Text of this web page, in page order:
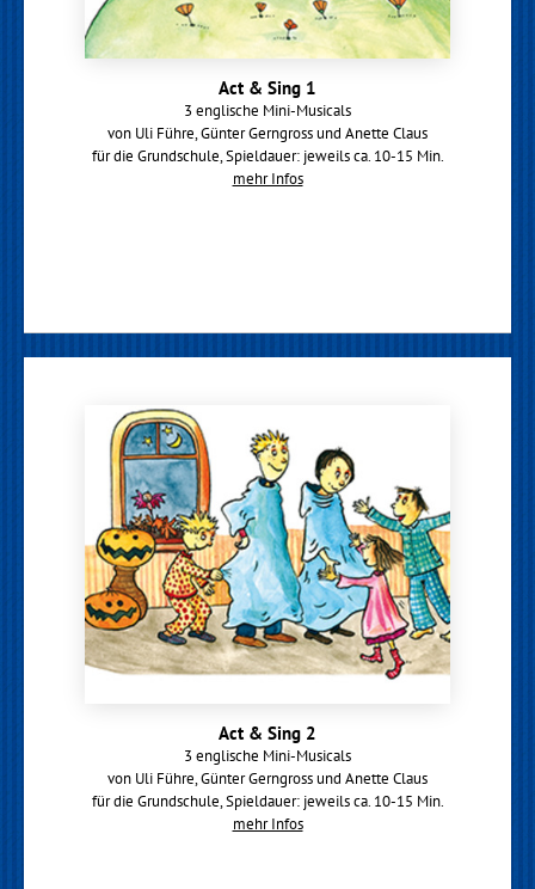
Act & Sing 1
3 englische Mini-Musicals
von Uli Führe, Günter Gerngross und Anette Claus
für die Grundschule, Spieldauer: jeweils ca. 10-15 Min.
mehr Infos
Act & Sing 2
3 englische Mini-Musicals
von Uli Führe, Günter Gerngross und Anette Claus
für die Grundschule, Spieldauer: jeweils ca. 10-15 Min.
mehr Infos